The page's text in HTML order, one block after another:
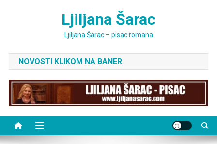
Ljiljana Šarac
Ljiljana Šarac – pisac romana
NOVOSTI KLIKOM NA BANER